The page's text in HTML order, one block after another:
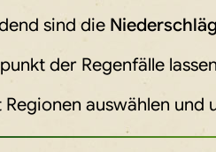
sind die
der Regenfälle
auswählen